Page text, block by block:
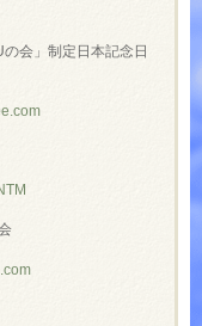
会」制定日本記念日